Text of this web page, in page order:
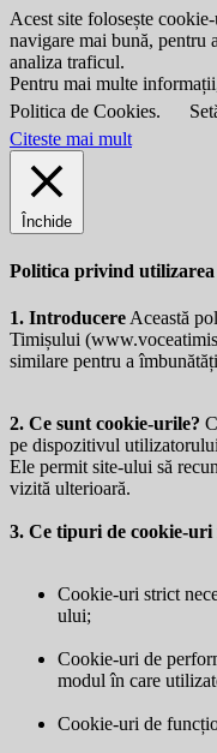
Acest site folosește
navigare mai bună, pentru
analiza traficul.
Pentru mai multe
Politica de Cookies.
Citeste mai mult
Închide
Politica privind
1. Introducere Această
Timișului (
similare pentru a
2. Ce sunt cookie-urile?
pe dispozitivul
Ele permit site-ului să
vizită ulterioară.
3. Ce tipuri de cookie-uri
Cookie-uri strict
ului;
Cookie-uri de
modul în care
Cookie-uri de